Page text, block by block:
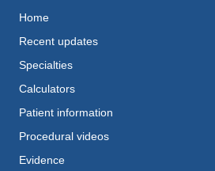
Home
Recent updates
Specialties
Calculators
Patient information
Procedural videos
Evidence